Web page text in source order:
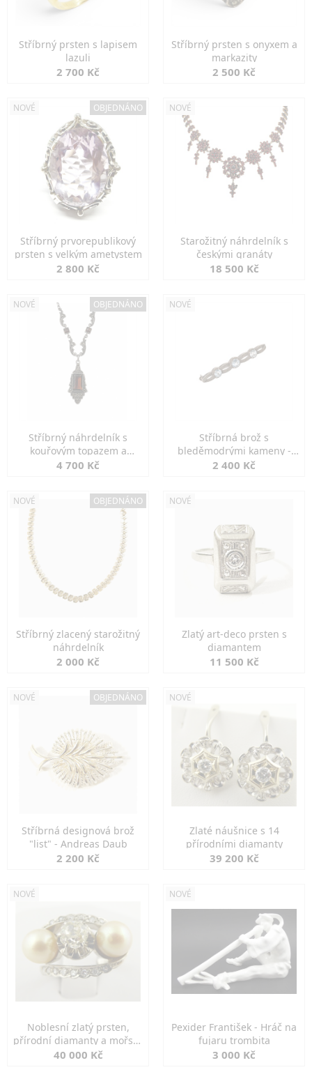
Stříbrný prsten s lapisem
lazuli
2 700 Kč
Stříbrný prsten s onyxem a
markazity
2 500 Kč
NOVÉ OBJEDNÁNO
Stříbrný prvorepublikový
prsten s velkým ametystem
2 800 Kč
NOVÉ
Starožitný náhrdelník s
českými granáty
18 500 Kč
NOVÉ OBJEDNÁNO
Stříbrný náhrdelník s
kouřovým topazem a
markazity
4 700 Kč
NOVÉ
Stříbrná brož s
bleděmodrými kameny -
jemná elegance
2 400 Kč
NOVÉ OBJEDNÁNO
Stříbrný zlacený starožitný
náhrdelník
2 000 Kč
NOVÉ
Zlatý art-deco prsten s
diamantem
11 500 Kč
NOVÉ OBJEDNÁNO
Stříbrná designová brož
"list" - Andreas Daub
2 200 Kč
NOVÉ
Zlaté náušnice s 14
přírodními diamanty
39 200 Kč
NOVÉ
Noblesní zlatý prsten,
přírodní diamanty a mořské
perly
40 000 Kč
NOVÉ
Pexider František - Hráč na
fujaru trombita
3 000 Kč